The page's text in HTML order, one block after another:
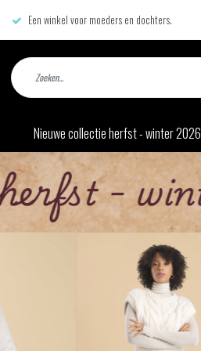
Een winkel voor moeders en dochters.
Nieuwe collectie herfst - winter 2026